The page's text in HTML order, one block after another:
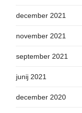
december 2021
november 2021
september 2021
junij 2021
december 2020